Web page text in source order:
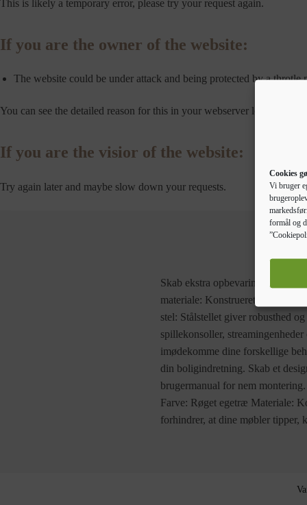
Cookies
Vi bruger
formål og
This is likely a temporary error, please try your request again.
If you are the owner of the website:
The website could be under attack and being protected by a throtle
You can see the detailed reason for this in your webserver logs.
If you are the visior of the website:
Try again later and maybe slow down your requests.
Skab ekstra opbevaringsplads i
materiale: Konstrueret træ har en
stel: Stålstellet giver robusthed
spillekonsoller,
imødekomme dine forskellige
din boligindretning. Skab et
brugermanual for nem
Farve: Røget egetræ Materiale:
forhindrer, at dine møbler tipper,